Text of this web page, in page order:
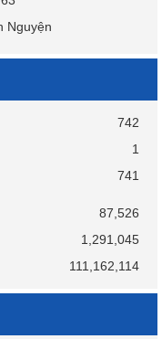
742
1
741
87,526
1,291,045
111,162,114